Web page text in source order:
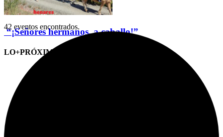
“¡Señores hermanos, a caballo!”
LO+PRÓXIMO (CITAS)
42 eventos encontrados.